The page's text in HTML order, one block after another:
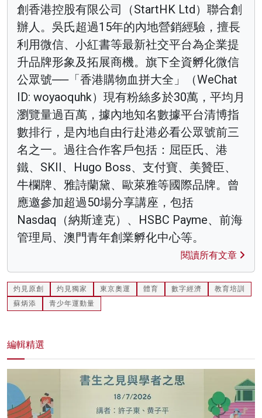
創香港控股有限公司（StartHK Ltd）聯合創
辦人。吳氏超過15年的內地營銷經驗，擅長
利用微信、小紅書等最新社交平台為企業提
升品牌形象及拓展商機。旗下全資孵化微信
公眾號──「香港購物血拼大全」（WeChat
ID: woyaoquhk）現有粉絲多於30萬，平均月
瀏覽量過百萬，據內地知名數據平台清博指
數排行，是內地自由行赴港必看公眾號前三
名之一。過往合作客戶包括：屈臣氏、港
鐵、SKII、Hugo Boss、支付寶、美贊臣、
牛欄牌、雅詩蘭黛、歐萊雅等國際品牌。曾
應邀參加超過50場分享講座，包括
Nasdaq（納斯達克）、HSBC Payme、前海
管理局、澳門青年創業孵化中心等。
閱讀所有文章
灼見原創 灼見獨家 東京奧運 體育 數字經濟
教育培訓
蘇炳添
青少年運動量
編輯精選